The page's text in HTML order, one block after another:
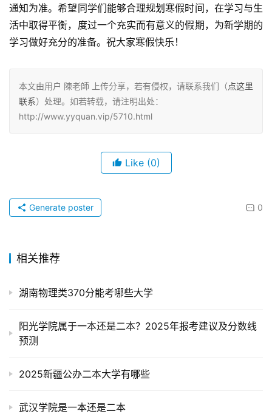
通知为准。希望同学们能够合理规划寒假时间，在学习与生
活中取得平衡，度过一个充实而有意义的假期，为新学期的
学习做好充分的准备。祝大家寒假快乐！
本文由用户 陳老師 上传分享，若有侵权，请联系我们（点这里
联系）处理。如若转载，请注明出处：
http://www.yyquan.vip/5710.html
Like (0)
0
Generate poster
相关推荐
湖南物理类370分能考哪些大学
阳光学院属于一本还是二本？2025年报考建议及分数线
预测
2025新疆公办二本大学有哪些
武汉学院是一本还是二本